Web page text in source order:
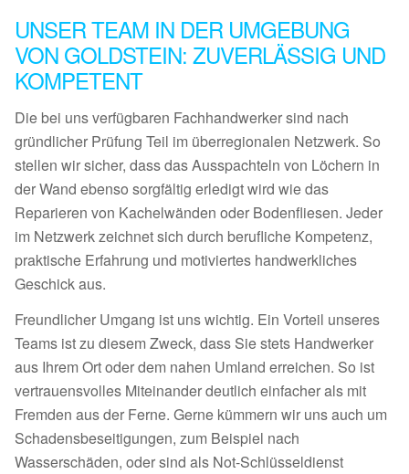
UNSER TEAM IN DER UMGEBUNG
VON GOLDSTEIN: ZUVERLÄSSIG UND
KOMPETENT
Die bei uns verfügbaren Fachhandwerker sind nach
gründlicher Prüfung Teil im überregionalen Netzwerk. So
stellen wir sicher, dass das Ausspachteln von Löchern in
der Wand ebenso sorgfältig erledigt wird wie das
Reparieren von Kachelwänden oder Bodenfliesen. Jeder
im Netzwerk zeichnet sich durch berufliche Kompetenz,
praktische Erfahrung und motiviertes handwerkliches
Geschick aus.
Freundlicher Umgang ist uns wichtig. Ein Vorteil unseres
Teams ist zu diesem Zweck, dass Sie stets Handwerker
aus Ihrem Ort oder dem nahen Umland erreichen. So ist
vertrauensvolles Miteinander deutlich einfacher als mit
Fremden aus der Ferne. Gerne kümmern wir uns auch um
Schadensbeseitigungen, zum Beispiel nach
Wasserschäden, oder sind als Not-Schlüsseldienst